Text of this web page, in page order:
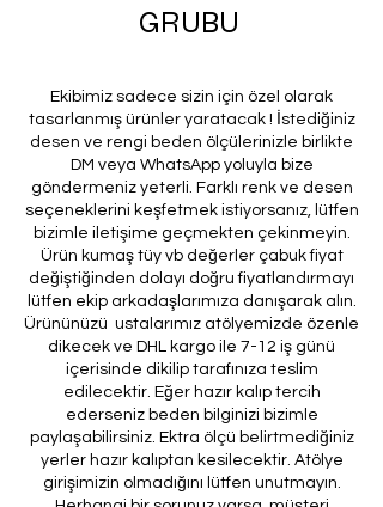
GRUBU
Ekibimiz sadece sizin için özel olarak
tasarlanmış ürünler yaratacak ! İstediğiniz
desen ve rengi beden ölçülerinizle birlikte
DM veya WhatsApp yoluyla bize
göndermeniz yeterli. Farklı renk ve desen
seçeneklerini keşfetmek istiyorsanız, lütfen
bizimle iletişime geçmekten çekinmeyin.
Ürün kumaş tüy vb değerler çabuk fiyat
değiştiğinden dolayı doğru fiyatlandırmayı
lütfen ekip arkadaşlarımıza danışarak alın.
Ürününüzü ustalarımız atölyemizde özenle
dikecek ve DHL kargo ile 7-12 iş günü
içerisinde dikilip tarafınıza teslim
edilecektir. Eğer hazır kalıp tercih
ederseniz beden bilginizi bizimle
paylaşabilirsiniz. Ektra ölçü belirtmediğiniz
yerler hazır kalıptan kesilecektir. Atölye
girişimizin olmadığını lütfen unutmayın.